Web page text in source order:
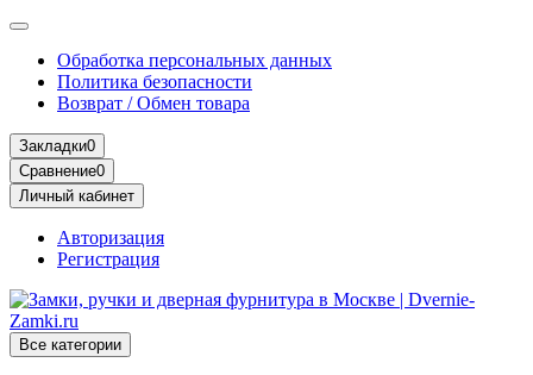
Обработка персональных данных
Политика безопасности
Возврат / Обмен товара
Закладки0
Сравнение0
Личный кабинет
Авторизация
Регистрация
Все категории